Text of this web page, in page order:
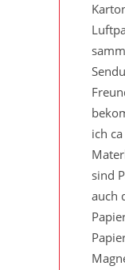
ich
sind
auch